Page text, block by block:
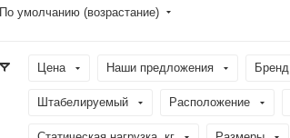
По умолчанию (возрастание)
Цена Наши предложения Бренд
Штабелируемый Расположение